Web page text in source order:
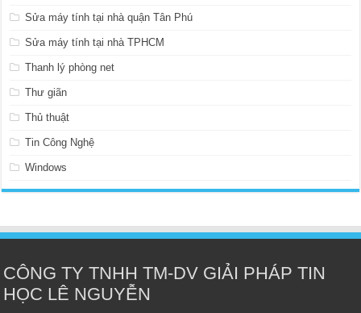
Sửa máy tính tại nhà quận Tân Phú
Sửa máy tính tại nhà TPHCM
Thanh lý phòng net
Thư giãn
Thủ thuật
Tin Công Nghệ
Windows
CÔNG TY TNHH TM-DV GIẢI PHÁP TIN
HỌC LÊ NGUYỄN